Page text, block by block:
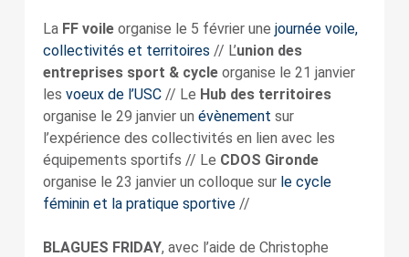
La FF voileorganise le 5 février une journée voile,
collectivités et territoires // L’union des
entreprises sport & cycleorganise le 21 janvier
les voeux de l’USC// Le Hub des territoires
organise le 29 janvier un évènement sur
l’expérience des collectivités en lien avec les
équipements sportifs // Le CDOS Gironde
organise le 23 janvier un colloque sur le cycle
féminin et la pratique sportive//
BLAGUES FRIDAY, avec l’aide de Christophe